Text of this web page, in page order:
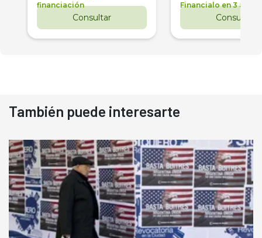
financiación
Consultar
Financialo en 3 años
Consultar
También puede interesarte